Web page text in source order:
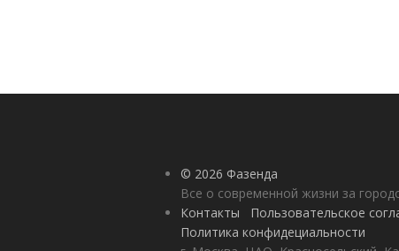
© 2026 Фазенда
Все о современной жизни за
Контакты
Пользовательское
Политика конфидециальности